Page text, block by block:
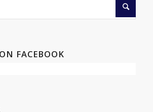
FACEBOOK